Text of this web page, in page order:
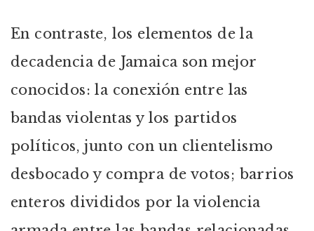
En contraste, los elementos de la
decadencia de Jamaica son mejor
conocidos: la conexión entre las
bandas violentas y los partidos
políticos, junto con un clientelismo
desbocado y compra de votos; barrios
enteros divididos por la violencia